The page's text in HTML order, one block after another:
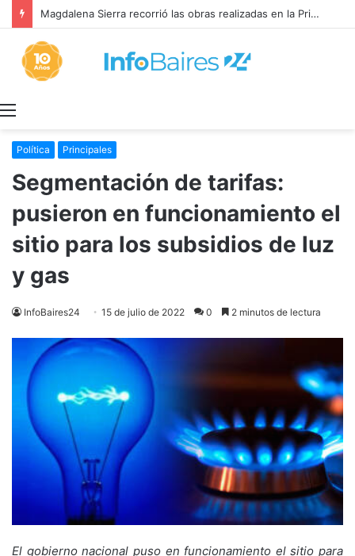
Magdalena Sierra recorrió las obras realizadas en la Primaria 36
Política Principales
Segmentación de tarifas:
pusieron en funcionamiento el
sitio para los subsidios de luz
y gas
InfoBaires24 15 de julio de 2022 0 2 minutos de lectura
El gobierno nacional puso en funcionamiento el sitio para